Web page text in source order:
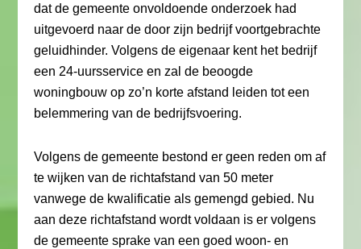
dat de gemeente onvoldoende onderzoek had
uitgevoerd naar de door zijn bedrijf voortgebrachte
geluidhinder. Volgens de eigenaar kent het bedrijf
een 24-uursservice en zal de beoogde
woningbouw op zo’n korte afstand leiden tot een
belemmering van de bedrijfsvoering.
Volgens de gemeente bestond er geen reden om af
te wijken van de richtafstand van 50 meter
vanwege de kwalificatie als gemengd gebied. Nu
aan deze richtafstand wordt voldaan is er volgens
de gemeente sprake van een goed woon- en